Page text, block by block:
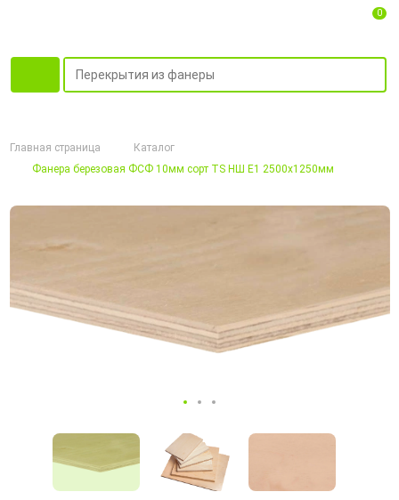
0
Главная страница
Каталог
Фанера березовая ФСФ 10мм сорт TS НШ Е1 2500х1250мм